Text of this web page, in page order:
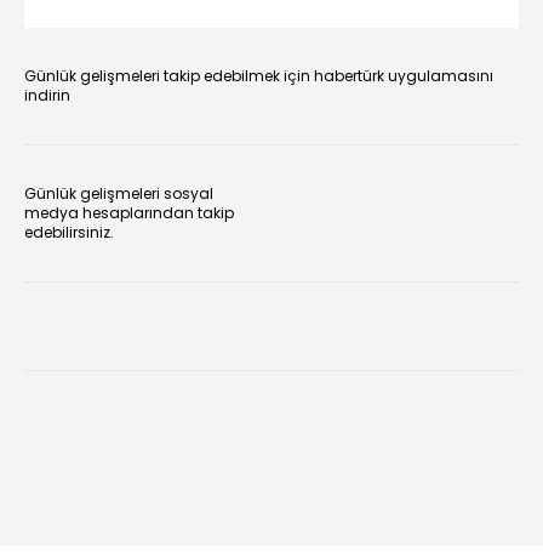
Günlük gelişmeleri takip edebilmek için habertürk uygulamasını
indirin
Günlük gelişmeleri sosyal
medya hesaplarından takip
edebilirsiniz.